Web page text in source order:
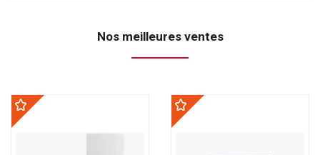
Nos meilleures ventes